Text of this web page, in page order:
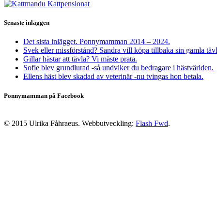
Senaste inläggen
Det sista inlägget. Ponnymamman 2014 – 2024.
Svek eller missförstånd? Sandra vill köpa tillbaka sin gamla
Gillar hästar att tävla? Vi måste prata.
Sofie blev grundlurad -så undviker du bedragare i hästvärlden.
Ellens häst blev skadad av veterinär -nu tvingas hon betala.
Ponnymamman på Facebook
© 2015 Ulrika Fåhraeus. Webbutveckling: Flash Fwd.